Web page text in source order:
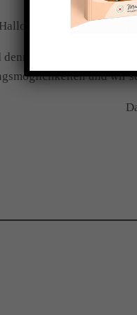
Hallo Interessierte, ich bin
da sein und
und wir